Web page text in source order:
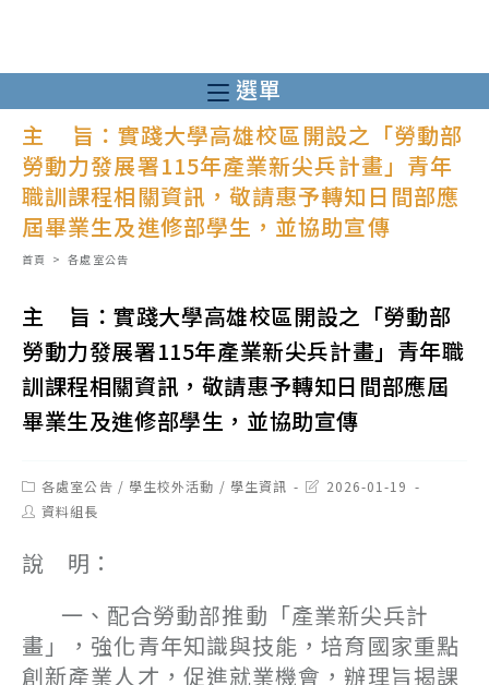
至
主
容
選單
主 旨：實踐大學高雄校區開設之「勞動部
勞動力發展署115年產業新尖兵計畫」青年
職訓課程相關資訊，敬請惠予轉知日間部應
屆畢業生及進修部學生，並協助宣傳
首頁 > 各處室公告
主 旨：實踐大學高雄校區開設之「勞動部
勞動力發展署115年產業新尖兵計畫」青年職
訓課程相關資訊，敬請惠予轉知日間部應屆
畢業生及進修部學生，並協助宣傳
Post
category:
各處室公告 / 學生校外活動 / 學生資訊
Post2026-01-19
Post資料組長
說 明：
一、配合勞動部推動「產業新尖兵計
畫」，強化青年知識與技能，培育國家重點
創新產業人才，促進就業機會，辦理旨揭課